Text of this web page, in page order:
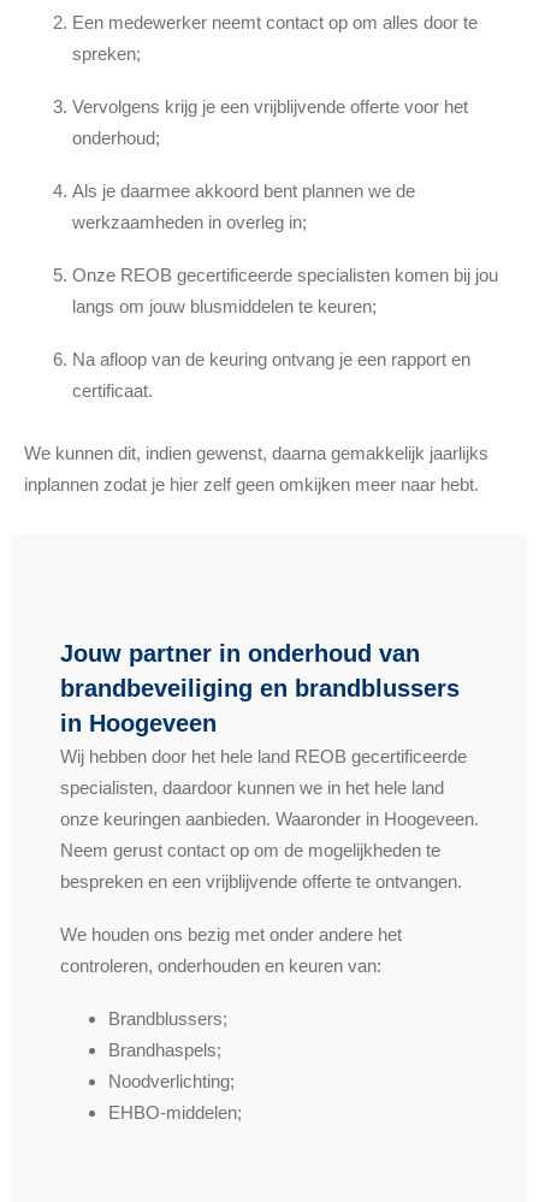
Een medewerker neemt contact op om alles door te
spreken;
Vervolgens krijg je een vrijblijvende offerte voor het
onderhoud;
Als je daarmee akkoord bent plannen we de
werkzaamheden in overleg in;
Onze REOB gecertificeerde specialisten komen bij jou
langs om jouw blusmiddelen te keuren;
Na afloop van de keuring ontvang je een rapport en
certificaat.
We kunnen dit, indien gewenst, daarna gemakkelijk jaarlijks
inplannen zodat je hier zelf geen omkijken meer naar hebt.
Jouw partner in onderhoud van
brandbeveiliging en brandblussers
in Hoogeveen
Wij hebben door het hele land REOB gecertificeerde
specialisten, daardoor kunnen we in het hele land
onze keuringen aanbieden. Waaronder in Hoogeveen.
Neem gerust contact op om de mogelijkheden te
bespreken en een vrijblijvende offerte te ontvangen.
We houden ons bezig met onder andere het
controleren, onderhouden en keuren van:
Brandblussers;
Brandhaspels;
Noodverlichting;
EHBO-middelen;